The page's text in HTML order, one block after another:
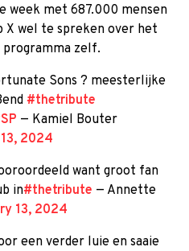
week met 687.000 mensen
X wel te spreken over het
programma zelf.
Sons ? meesterlijke
#thetribute
— Kamiel Bouter
2024
want groot fan
in#thetribute — Annette
13, 2024
een verder luie en saaie